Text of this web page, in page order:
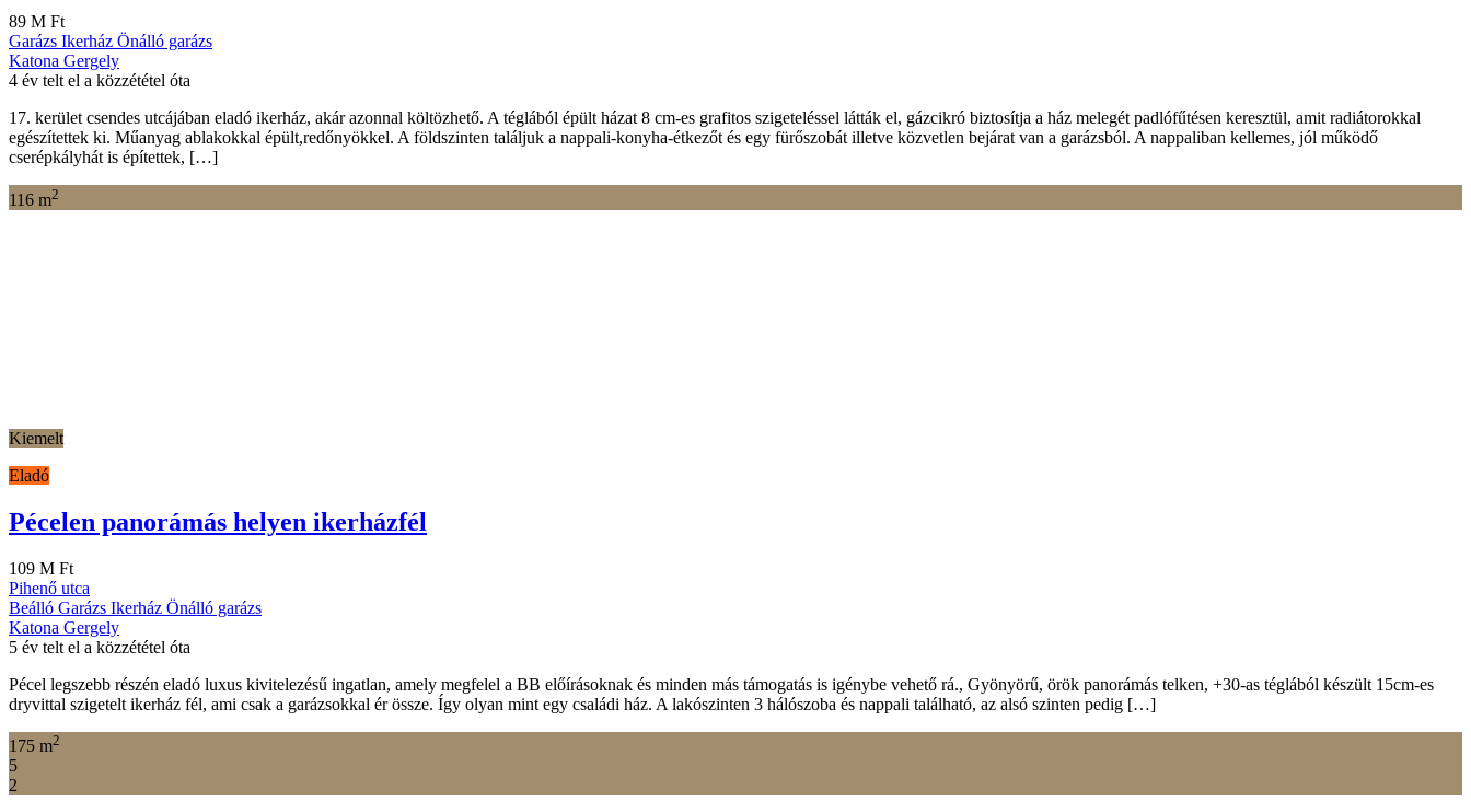
89 M Ft
Garázs Ikerház Önálló garázs
Katona Gergely
4 év telt el a közzététel óta
17. kerület csendes utcájában eladó ikerház, akár azonnal költözhető. A téglából épült házat 8 cm-es grafitos szigeteléssel látták el, gázcikró biztosítja a ház melegét padlófűtésen keresztül, amit radiátorokkal
egészítettek ki. Műanyag ablakokkal épült,redőnyökkel. A földszinten találjuk a nappali-konyha-étkezőt és egy fürőszobát illetve közvetlen bejárat van a garázsból. A nappaliban kellemes, jól működő
cserépkályhát is építettek, […]
116 m2
Kiemelt
Eladó
Pécelen panorámás helyen ikerházfél
109 M Ft
Pihenő utca
Beálló Garázs Ikerház Önálló garázs
Katona Gergely
5 év telt el a közzététel óta
Pécel legszebb részén eladó luxus kivitelezésű ingatlan, amely megfelel a BB előírásoknak és minden más támogatás is igénybe vehető rá., Gyönyörű, örök panorámás telken, +30-as téglából készült 15cm-es
dryvittal szigetelt ikerház fél, ami csak a garázsokkal ér össze. Így olyan mint egy családi ház. A lakószinten 3 hálószoba és nappali található, az alsó szinten pedig […]
175 m2
5
2